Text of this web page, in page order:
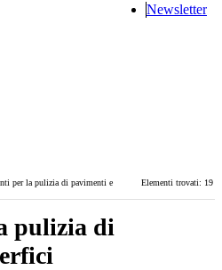
Newsletter
Elementi trovati: 19
per la pulizia di pavimenti e
pulizia di